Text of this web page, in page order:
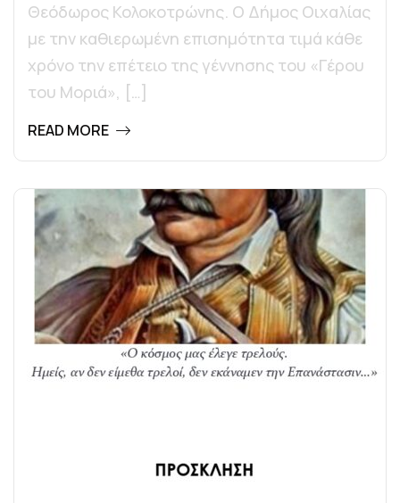
Θεόδωρος Κολοκοτρώνης. Ο Δήμος Οιχαλίας
με την καθιερωμένη επισημότητα τιμά κάθε
χρόνο την επέτειο της γέννησης του «Γέρου
του Μοριά», […]
READ MORE